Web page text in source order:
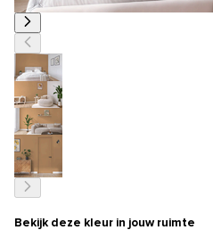
Bekijk deze kleur in jouw ruimte